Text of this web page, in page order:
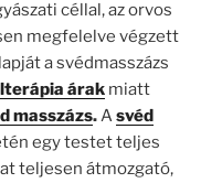
céllal, az orvos
megfelelve végzett
a svédmasszázs
árak miatt
masszázs. A svéd
egy testet teljes
teljesen átmozgató,